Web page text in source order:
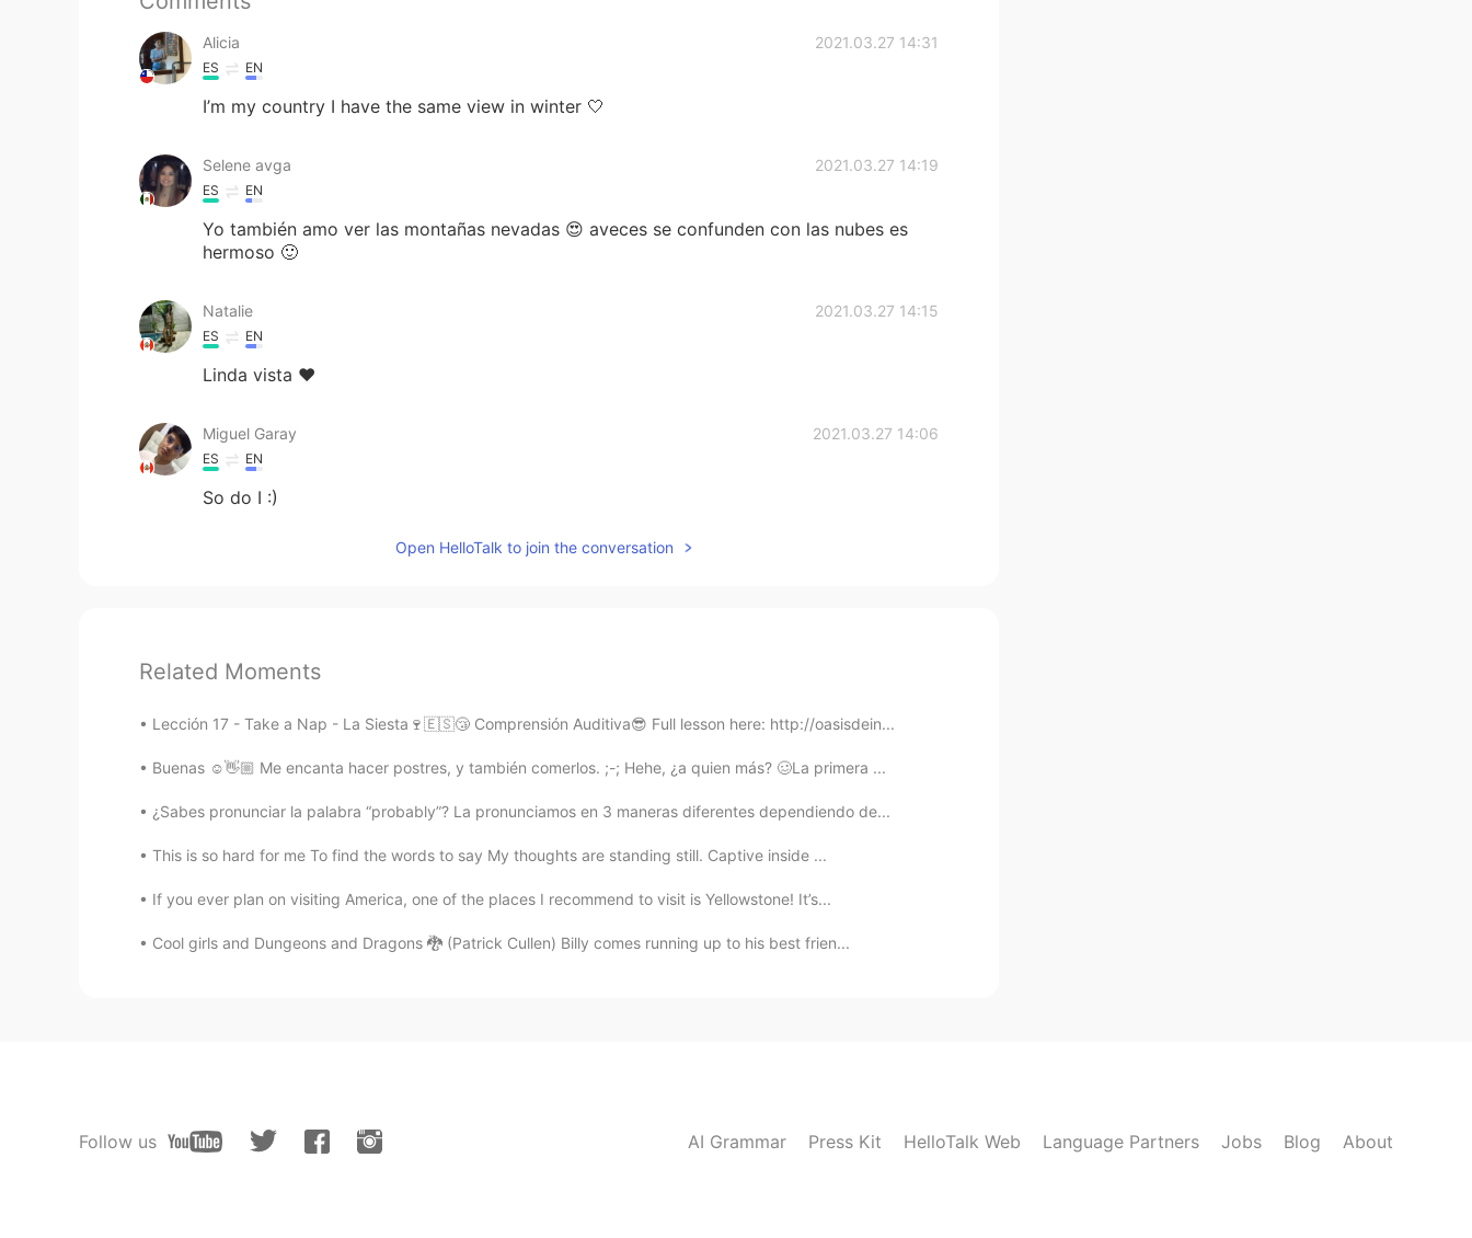
Alicia 2021.03.27 14:31
ES EN
I’m my country I have the same view in winter 🤍
Selene avga 2021.03.27 14:19
ES EN
Yo también amo ver las montañas nevadas 😍 aveces se confunden con las nubes es
hermoso 🙂
Natalie 2021.03.27 14:15
ES EN
Linda vista ❤
Miguel Garay 2021.03.27 14:06
ES EN
So do I :)
Open HelloTalk to join the conversation
Related Moments
Lección 17 - Take a Nap - La Siesta🍷🇪🇸😴 Comprensión Auditiva😎 Full lesson here: http://oasisdein...
Buenas ☺️👋🏼 Me encanta hacer postres, y también comerlos. ;-; Hehe, ¿a quien más? 🥴La primera ...
¿Sabes pronunciar la palabra “probably”? La pronunciamos en 3 maneras diferentes dependiendo de...
This is so hard for me To find the words to say My thoughts are standing still. Captive inside ...
If you ever plan on visiting America, one of the places I recommend to visit is Yellowstone! It’s...
Cool girls and Dungeons and Dragons 🐉 (Patrick Cullen) Billy comes running up to his best frien...
Follow us AI Grammar Press Kit HelloTalk Web Language Partners Jobs Blog About